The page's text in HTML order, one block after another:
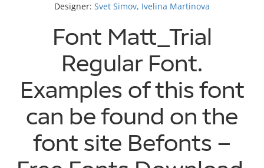
Designer: Svet Simov, Ivelina Martinova
Font Matt_Trial
Regular Font.
Examples of this font
can be found on the
font site Befonts –